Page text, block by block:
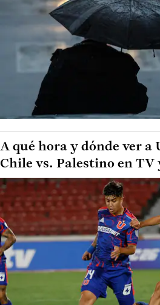
A qué hora y dónde ver a
Chile vs. Palestino en